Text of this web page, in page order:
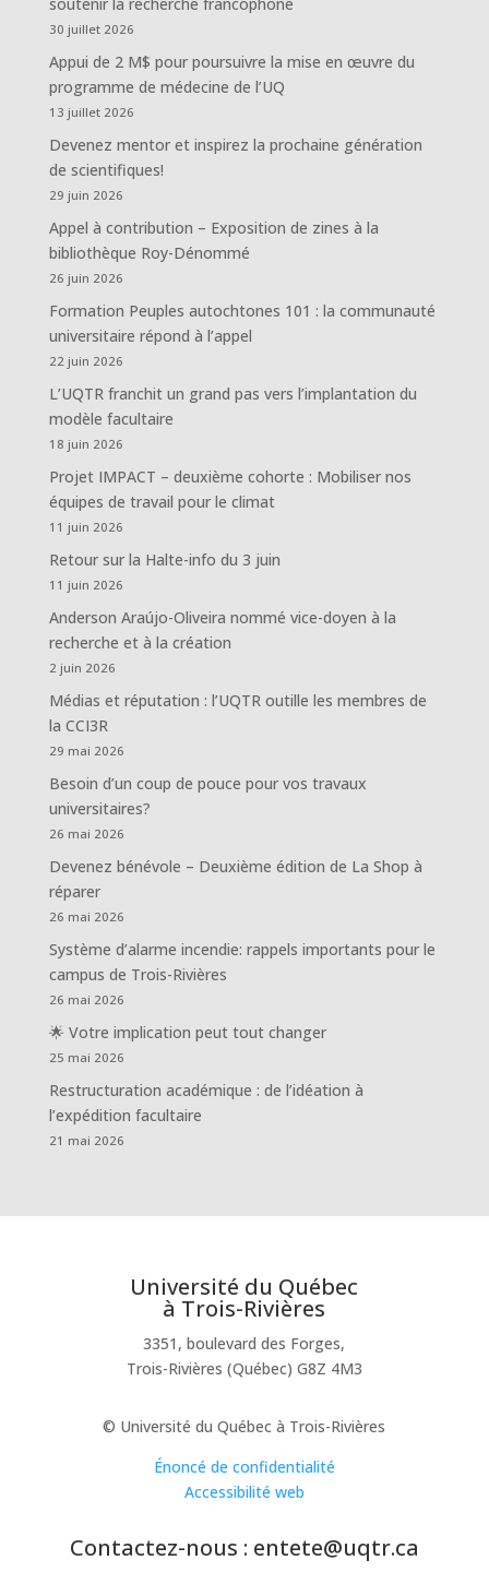
30 juillet 2026
Appui de 2 M$ pour poursuivre la mise en œuvre du
programme de médecine de l’UQ
13 juillet 2026
Devenez mentor et inspirez la prochaine génération
de scientifiques!
29 juin 2026
Appel à contribution – Exposition de zines à la
bibliothèque Roy-Dénommé
26 juin 2026
Formation Peuples autochtones 101 : la communauté
universitaire répond à l’appel
22 juin 2026
L’UQTR franchit un grand pas vers l’implantation du
modèle facultaire
18 juin 2026
Projet IMPACT – deuxième cohorte : Mobiliser nos
équipes de travail pour le climat
11 juin 2026
Retour sur la Halte-info du 3 juin
11 juin 2026
Anderson Araújo-Oliveira nommé vice-doyen à la
recherche et à la création
2 juin 2026
Médias et réputation : l’UQTR outille les membres de
la CCI3R
29 mai 2026
Besoin d’un coup de pouce pour vos travaux
universitaires?
26 mai 2026
Devenez bénévole – Deuxième édition de La Shop à
réparer
26 mai 2026
Système d’alarme incendie: rappels importants pour le
campus de Trois-Rivières
26 mai 2026
🌟 Votre implication peut tout changer
25 mai 2026
Restructuration académique : de l’idéation à
l’expédition facultaire
21 mai 2026
Université du Québec
à Trois-Rivières
3351, boulevard des Forges,
Trois-Rivières (Québec) G8Z 4M3
© Université du Québec à Trois-Rivières
Énoncé de confidentialité
Accessibilité web
Contactez-nous : entete@uqtr.ca